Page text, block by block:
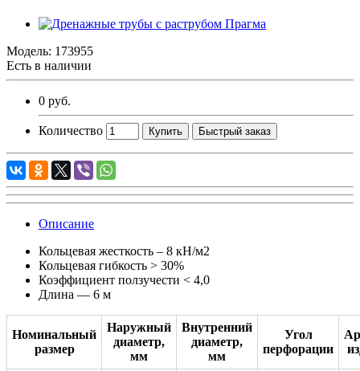
Модель: 173955
Есть в наличии
0 руб.
Количество Купить Быстрый заказ
Описание
Кольцевая жесткость – 8 кН/м2
Кольцевая гибкость > 30%
Коэффициент ползучести < 4,0
Длина — 6 м
Номинальный
размер
Наружный
диаметр,
мм
Внутренний
диаметр,
мм
Угол
перфорации